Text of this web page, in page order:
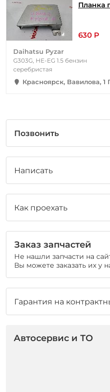
Планка
630 Р
Daihatsu Pyzar
G303G, HE-EG 1.5 бензин
серебристая
Красноярск, Вавилова, 1
Позвонить
Написать
Как проехать
Заказ запчастей
Не нашли запчасти на
Вы можете заказать их у
Гарантия на
Автосервис и ТО